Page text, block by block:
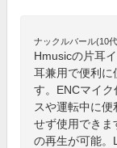
ナックルバール(10
Hmusicの片耳
耳兼用で便利に
す。ENCマイ
スや運転中に
せず使用できま
の再生が可能。